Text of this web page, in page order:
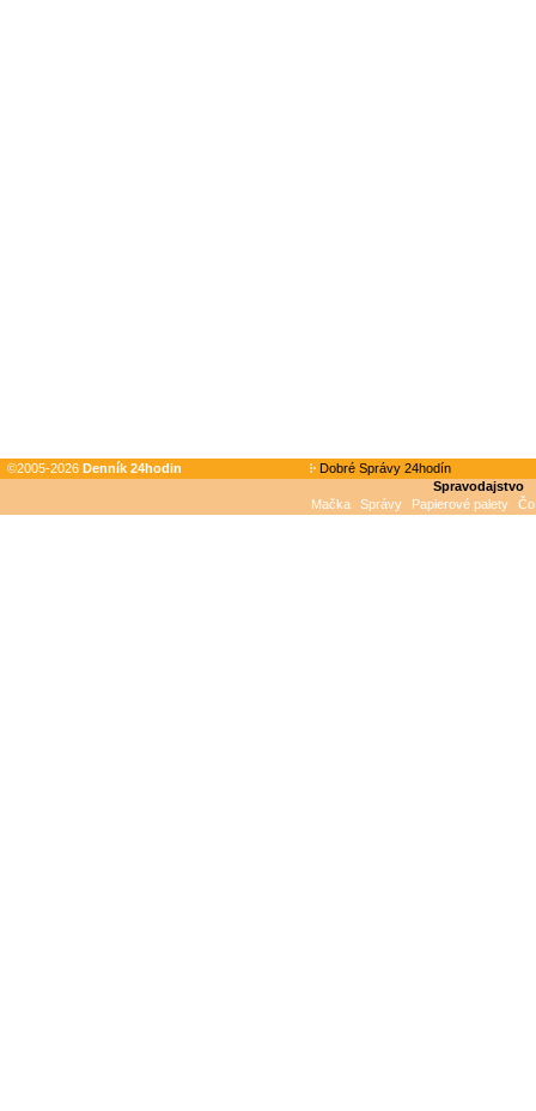
©2005-2026 Denník 24hodin
Dobré Správy 24hodín
Spravodajstvo
Mačka
Správy Papierové palety